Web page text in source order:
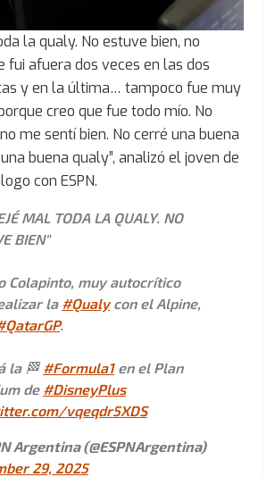
la qualy. No estuve bien, no
fui afuera dos veces en las dos
y en la última… tampoco fue muy
creo que fue todo mío. No
me sentí bien. No cerré una buena
buena qualy”, analizó el joven de
con ESPN.
MAL TODA LA QUALY. NO
BIEN"
Colapinto, muy autocrítico
la #Qualycon el Alpine,
.
la 🏁 #Formula1en el Plan
de #DisneyPlus
vqeqdr5XDS
Argentina (@ESPNArgentina)
29, 2025